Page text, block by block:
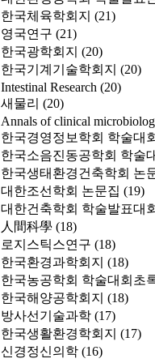
한국체육학회지 (21)
영국연구 (21)
한국광학회지 (20)
한국기계기술학회지 (20)
Intestinal Research (20)
새물리 (20)
Annals of clinical
한국경영정보학회 학술대
한국소음진동공학회 학술
한국생태환경건축학회 논
대한조선학회 논문집 (19)
대한건축학회 학술발표대
人間科學 (18)
로지스틱스연구 (18)
한국환경과학회지 (18)
한국농공학회 학술대회초
한국해양공학회지 (18)
방사선기술과학 (17)
한국생활환경학회지 (17)
신경정신의학 (16)